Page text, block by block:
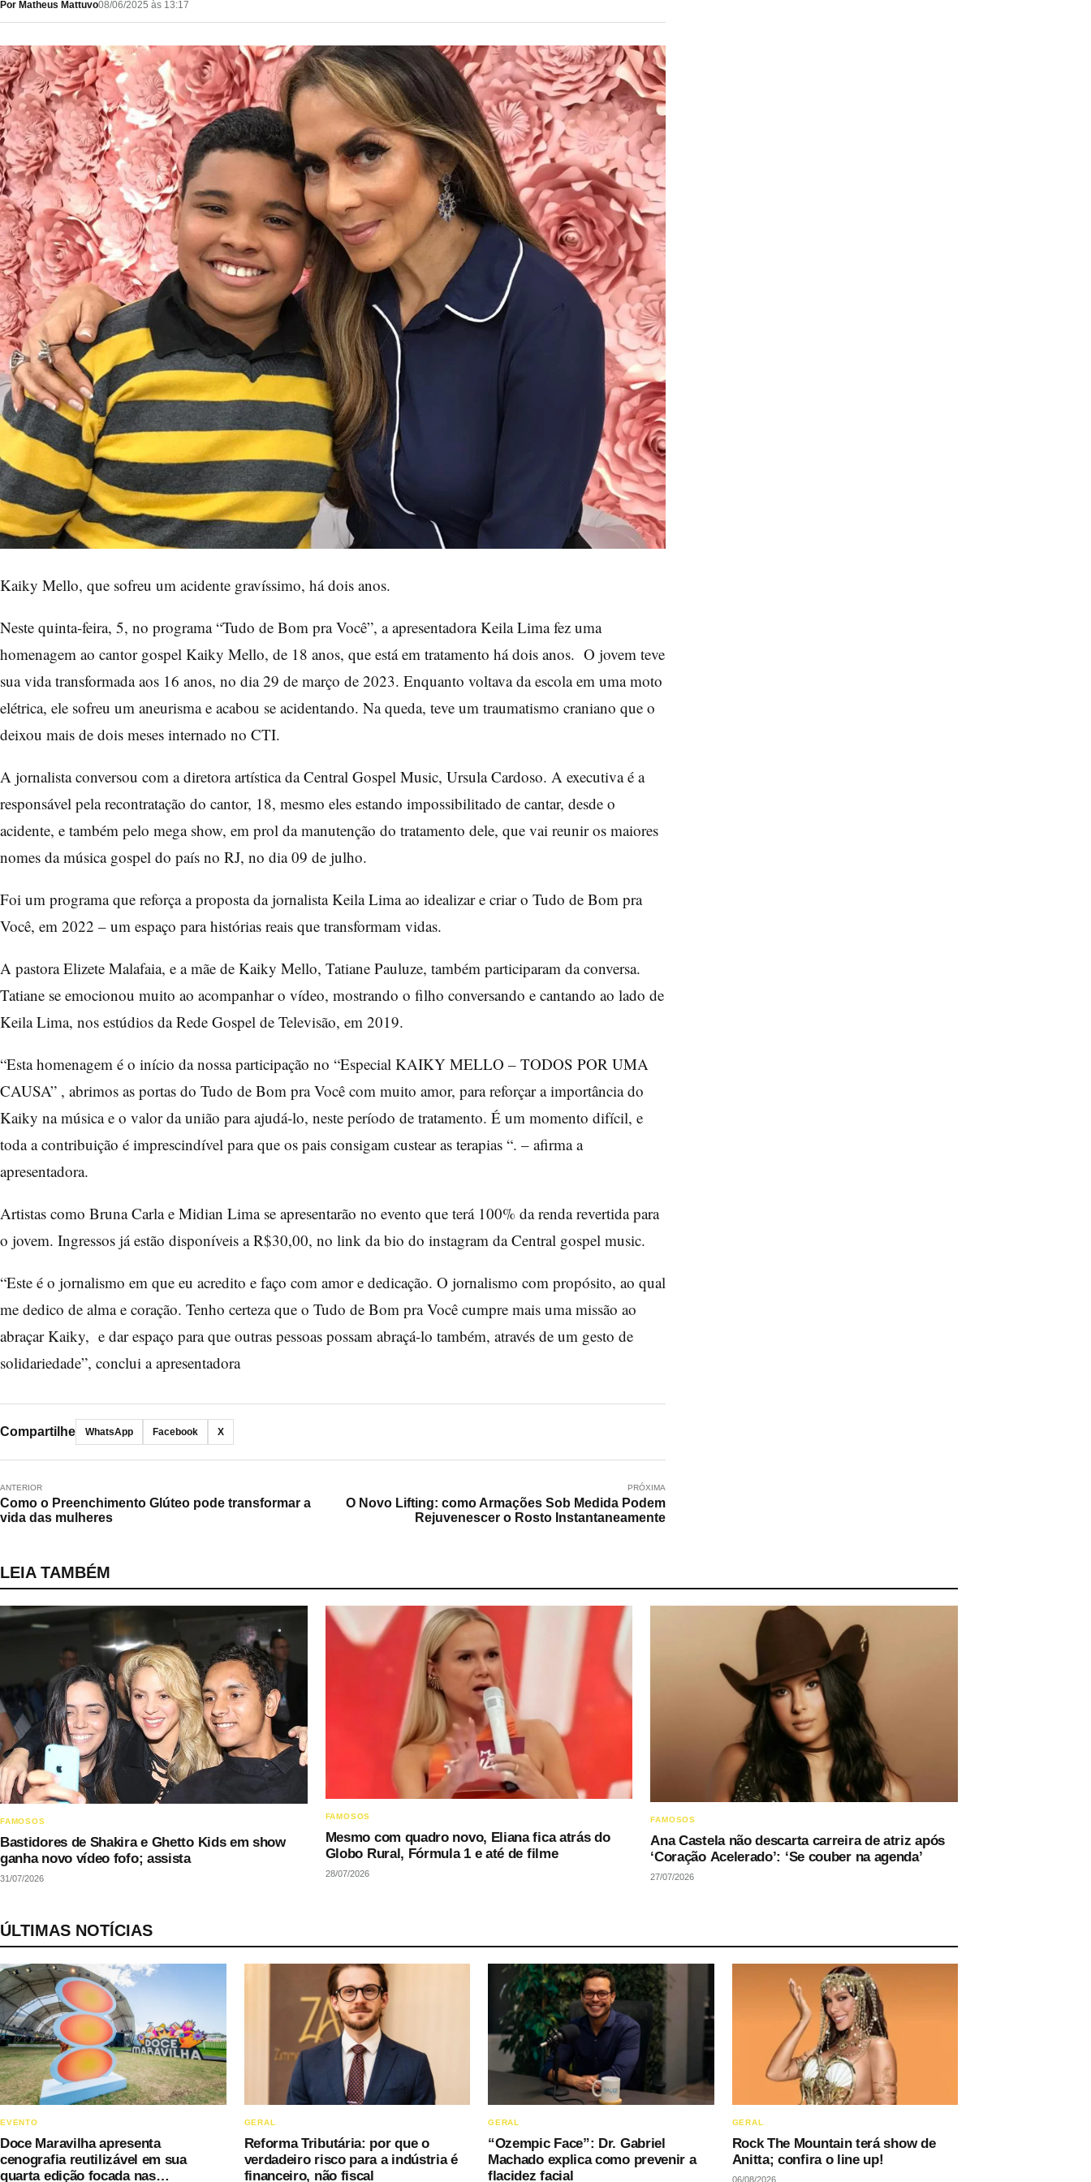
Por Matheus Mattuvo08/06/2025 às 13:17
Kaiky Mello, que sofreu um acidente gravíssimo, há dois anos.
Neste quinta-feira, 5, no programa “Tudo de Bom pra Você”, a apresentadora Keila Lima fez uma
homenagem ao cantor gospel Kaiky Mello, de 18 anos, que está em tratamento há dois anos. O jovem teve
sua vida transformada aos 16 anos, no dia 29 de março de 2023. Enquanto voltava da escola em uma moto
elétrica, ele sofreu um aneurisma e acabou se acidentando. Na queda, teve um traumatismo craniano que o
deixou mais de dois meses internado no CTI.
A jornalista conversou com a diretora artística da Central Gospel Music, Ursula Cardoso. A executiva é a
responsável pela recontratação do cantor, 18, mesmo eles estando impossibilitado de cantar, desde o
acidente, e também pelo mega show, em prol da manutenção do tratamento dele, que vai reunir os maiores
nomes da música gospel do país no RJ, no dia 09 de julho.
Foi um programa que reforça a proposta da jornalista Keila Lima ao idealizar e criar o Tudo de Bom pra
Você, em 2022 – um espaço para histórias reais que transformam vidas.
A pastora Elizete Malafaia, e a mãe de Kaiky Mello, Tatiane Pauluze, também participaram da conversa.
Tatiane se emocionou muito ao acompanhar o vídeo, mostrando o filho conversando e cantando ao lado de
Keila Lima, nos estúdios da Rede Gospel de Televisão, em 2019.
“Esta homenagem é o início da nossa participação no “Especial KAIKY MELLO – TODOS POR UMA
CAUSA” , abrimos as portas do Tudo de Bom pra Você com muito amor, para reforçar a importância do
Kaiky na música e o valor da união para ajudá-lo, neste período de tratamento. É um momento difícil, e
toda a contribuição é imprescindível para que os pais consigam custear as terapias “. – afirma a
apresentadora.
Artistas como Bruna Carla e Midian Lima se apresentarão no evento que terá 100% da renda revertida para
o jovem. Ingressos já estão disponíveis a R$30,00, no link da bio do instagram da Central gospel music.
“Este é o jornalismo em que eu acredito e faço com amor e dedicação. O jornalismo com propósito, ao qual
me dedico de alma e coração. Tenho certeza que o Tudo de Bom pra Você cumpre mais uma missão ao
abraçar Kaiky, e dar espaço para que outras pessoas possam abraçá-lo também, através de um gesto de
solidariedade”, conclui a apresentadora
Compartilhe WhatsApp Facebook X
ANTERIOR
Como o Preenchimento Glúteo pode transformar a
vida das mulheres
PRÓXIMA
O Novo Lifting: como Armações Sob Medida Podem
Rejuvenescer o Rosto Instantaneamente
LEIA TAMBÉM
FAMOSOS
Bastidores de Shakira e Ghetto Kids em show
ganha novo vídeo fofo; assista
31/07/2026
FAMOSOS
Mesmo com quadro novo, Eliana fica atrás do
Globo Rural, Fórmula 1 e até de filme
28/07/2026
FAMOSOS
Ana Castela não descarta carreira de atriz após
‘Coração Acelerado’: ‘Se couber na agenda’
27/07/2026
ÚLTIMAS NOTÍCIAS
EVENTO
Doce Maravilha apresenta
cenografia reutilizável em sua
quarta edição focada nas
GERAL
Reforma Tributária: por que o
verdadeiro risco para a indústria é
financeiro, não fiscal
GERAL
“Ozempic Face”: Dr. Gabriel
Machado explica como prevenir a
flacidez facial
GERAL
Rock The Mountain terá show de
Anitta; confira o line up!
06/08/2026